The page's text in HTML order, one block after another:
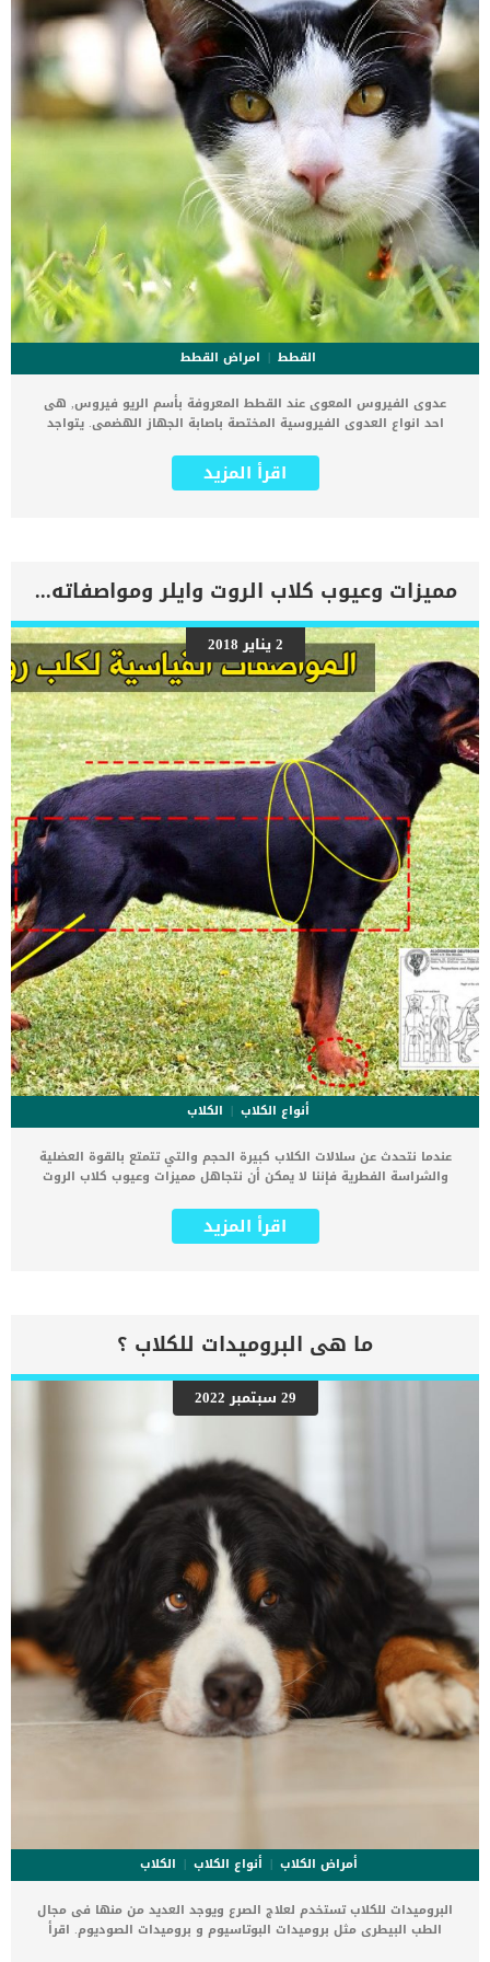
المرضية الأخرىتحليل البولاخذ عينات […]
القطط
امراض القطط
عدوى الفيروس المعوى عند القطط المعروفة بأسم الريو فيروس, هى
احد انواع العدوى الفيروسية المختصة باصابة الجهاز الهضمى. يتواجد
خلايا في المنطقة المحيطة بها. تسبب عدوى الفيروس المعوى عند القطط
مجموعة من الفيروسات التي تحتوي على الحمض النووي المزدوج (حمض
كلما زادت احتمالية اصابتها بهذه العدوى الفيروسية. اقرأ ايضا: عملية
تصحيح اوضاع الامعاء عند القطط “Enteroplication” اعراض وعلامات عدوى
الفيروس المعوى عند القطط عادةً ما يكون لدى القطة المصابة بعدوى
فيروس الريو أعراض خفيفة مثل: _ الإسهال _التهاب اللثة _التهاب
الملتحمة _أمراض الجهاز التنفسي _فقدان التوازن _ارتعاش العضلات
_ترنح. اقرأ ايضا: عملية اغلاق الامعاء عند القطط واسبابها تشخيص الطبيب
البيطرى لحالة القط سيقوم الطبيب البيطري بإجراء فحص بدني كامل
وملف دم للقطة، بما في ذلك ملف الدم الكيميائي وتعداد الدم الكامل
وتحليل البول. ستهدف الإجراءات التشخيصية إلى التمييز بين العدوى
الفيروسية والتهابات الجهاز التنفسي الخفيفة الأخرى التي تسببها
البكتيريا. علاج عدوى الريو فيروس عند القطط بما […]
اقرأ المزيد
مميزات وعيوب كلاب الروت وايلر ومواصفاته بالصور
2 يناير 2018
أنواع الكلاب
الكلاب
عندما نتحدث عن سلالات الكلاب كبيرة الحجم والتي تتمتع بالقوة العضلية
والشراسة الفطرية فإننا لا يمكن أن نتجاهل مميزات وعيوب كلاب الروت
والعمل الشاق. تتمتع سلالة كلاب الروت وايلر بصفات بطولية خاصة، نشأت
هذه السلالة في ألمانيا كأحد الكلاب التي تستخدم في الرعي و جذب
اللون تعكس الصفاء والهدوء والثقة، كما تعكس اليقظة وعدم الخوف من
الغرباء والقدرة الدائمة على المبادرة إذا احتاج ذلك. كلب روت وايلر عندما
يقابل أي شخص جديد فإنه يتبع أسلوب الانتظار والإستكشاف. لذلك فهو
يقوم ببعض الأفعال التي تختبر الشخص الغريب أمامه، ويبني عليها ردود
أفعاله وهذا لما يتمتع به كلاب هذه الفصيلة من ذكاء و فطنة. لذلك فإن
سواء كأحد كلاب الحراسة الشخصية أو كلاب المهمات الشاقة وأيضا يمكن
اتخاذ كلب روت وايلر كأحد كلاب الأسرة في المنزل لأنه يتمتع بالصفات
التي تؤهلة لذلك بكل سهولة. كلب […]
اقرأ المزيد
ما هى البروميدات للكلاب ؟
29 سبتمبر 2022
أمراض الكلاب أنواع الكلاب
الكلاب
البروميدات للكلاب تستخدم لعلاج الصرع ويوجد العديد من منها فى مجال
الطب البيطرى مثل بروميدات البوتاسيوم و بروميدات الصوديوم. اقرأ